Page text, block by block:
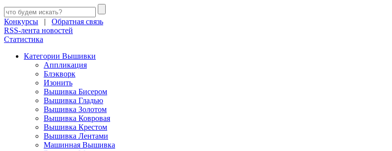
Конкурсы | Обратная связь
RSS-лента новостей
Статистика
Категории Вышивки
Аппликация
Блэкворк
Изонить
Вышивка Бисером
Вышивка Гладью
Вышивка Золотом
Вышивка Ковровая
Вышивка Крестом
Вышивка Лентами
Машинная Вышивка